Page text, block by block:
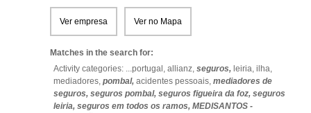
Ver empresa Ver no Mapa
Matches in the search for:
Activity categories: ...portugal, allianz, seguros, leiria, ilha,
mediadores, pombal, acidentes pessoais, mediadores de
seguros, seguros pombal, seguros figueira da foz, seguros
leiria, seguros em todos os ramos, MEDISANTOS -